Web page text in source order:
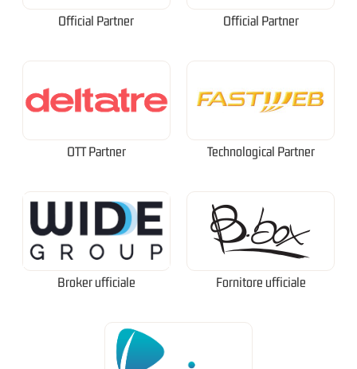
Official Partner Official Partner
OTT Partner Technological Partner
Broker ufficiale Fornitore ufficiale